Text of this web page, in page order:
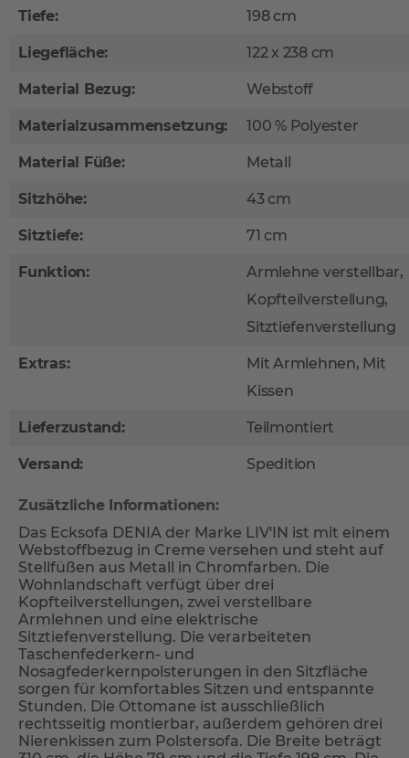
Tiefe: 198 cm
Liegefläche: 122 x 238 cm
Material Bezug: Webstoff
Materialzusammensetzung: 100 % Polyester
Material Füße: Metall
Sitzhöhe: 43 cm
Sitztiefe: 71 cm
Funktion:
Armlehne verstellbar,
Kopfteilverstellung,
Sitztiefenverstellung
Extras:
Mit Armlehnen, Mit
Kissen
Lieferzustand: Teilmontiert
Versand: Spedition
Zusätzliche Informationen:
Das Ecksofa DENIA der Marke LIV'IN ist mit einem
Webstoffbezug in Creme versehen und steht auf
Stellfüßen aus Metall in Chromfarben. Die
Wohnlandschaft verfügt über drei
Kopfteilverstellungen, zwei verstellbare
Armlehnen und eine elektrische
Sitztiefenverstellung. Die verarbeiteten
Taschenfederkern- und
Nosagfederkernpolsterungen in den Sitzfläche
sorgen für komfortables Sitzen und entspannte
Stunden. Die Ottomane ist ausschließlich
rechtsseitig montierbar, außerdem gehören drei
Nierenkissen zum Polstersofa. Die Breite beträgt